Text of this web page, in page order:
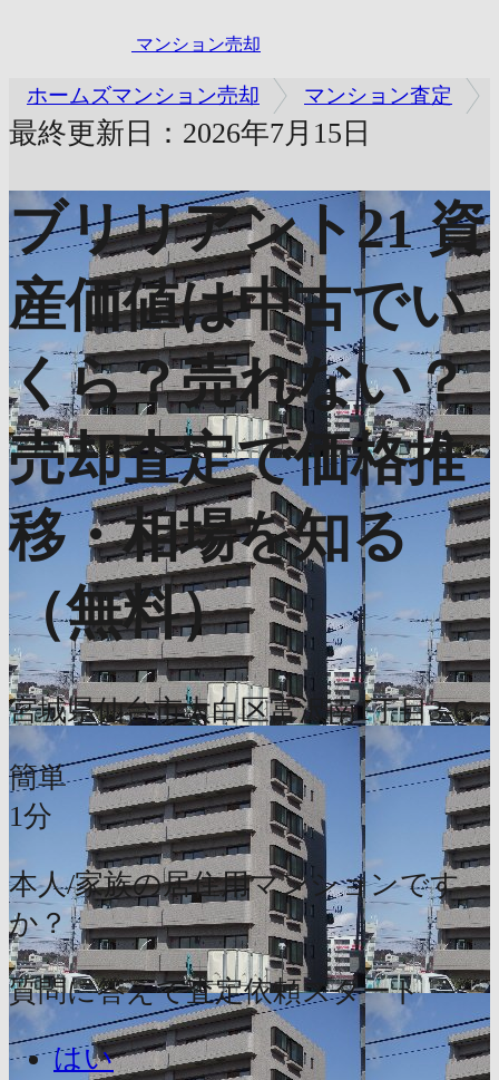
マンション売却
ホームズマンション売却 マンション査定
最終更新日：2026年7月15日
ブリリアント21 資
産価値は中古でい
くら？売れない？
売却査定で価格推
移・相場を知る
（無料）
宮城県仙台市太白区富沢南1丁目3-6
簡単
1分
本人/家族の居住用マンションです
か？
質問に答えて査定依頼スタート
はい